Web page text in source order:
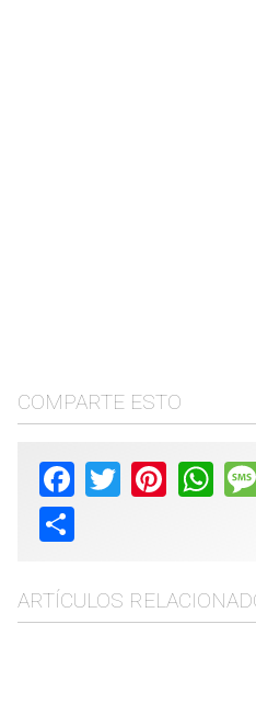
COMPARTE ESTO
Facebook
Twitter Pinterest
Share
ARTÍCULOS